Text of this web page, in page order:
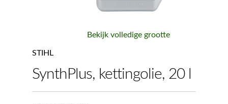
Bekijk volledige grootte
STIHL
SynthPlus, kettingolie, 20 l